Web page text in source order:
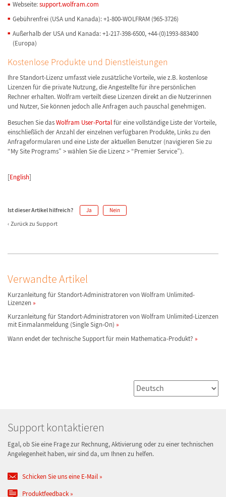
Webseite:support.wolfram.com
Gebührenfrei (USA und Kanada): +1-800-WOLFRAM (965-3726)
Außerhalb der USA und Kanada: +1-217-398-6500, +44-(0)1993-883400
(Europa)
Kostenlose Produkte und Dienstleistungen
Ihre Standort-Lizenz umfasst viele zusätzliche Vorteile, wie z.B. kostenlose
Lizenzen für die private Nutzung, die Angestellte für ihre persönlichen
Rechner erhalten. Wolfram verteilt diese Lizenzen direkt an die Nutzerinnen
und Nutzer, Sie können jedoch alle Anfragen auch pauschal genehmigen.
Besuchen Sie dasWolfram User-Portalfür eine vollständige Liste der Vorteile,
einschließlich der Anzahl der einzelnen verfügbaren Produkte, Links zu den
Anfrageformularen und eine Liste der aktuellen Benutzer (navigieren Sie zu
“My Site Programs” > wählen Sie die Lizenz > “Premier Service”).
[English]
Ist dieser Artikel hilfreich? Ja Nein
Zurück zu Support
Verwandte Artikel
Kurzanleitung für Standort-Administratoren von Wolfram Unlimited-
Lizenzen
Kurzanleitung für Standort-Administratoren von Wolfram Unlimited-Lizenzen
mit Einmalanmeldung (Single Sign-On)
Wann endet der technische Support für mein Mathematica-Produkt?
Support kontaktieren
Egal, ob Sie eine Frage zur Rechnung, Aktivierung oder zu einer technischen
Angelegenheit haben, wir sind da, um Ihnen zu helfen.
Schicken Sie uns eine E-Mail
Produktfeedback